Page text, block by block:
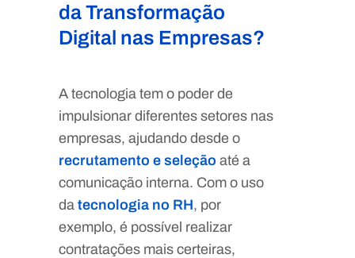
da Transformação
Digital nas Empresas?
A tecnologia tem o poder de
impulsionar diferentes setores nas
empresas, ajudando desde o
recrutamento e seleção até a
comunicação interna. Com o uso
da tecnologia no RH, por
exemplo, é possível realizar
contratações mais certeiras,